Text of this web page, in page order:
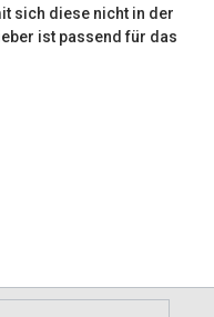
sich diese nicht in der
ist passend für das